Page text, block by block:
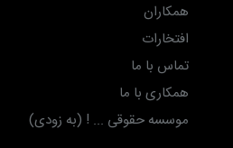
همکاران
افتخارات
تماس با ما
همکاری با ما
موسسه حقوقی ... ! (به زودی)